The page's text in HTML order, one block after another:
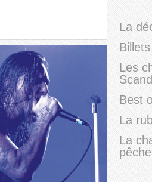
La
Les
Best
La
La
pêche